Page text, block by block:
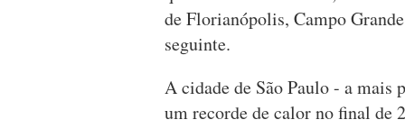
de Florianópolis, Campo
seguinte.
A cidade de São Paulo - a
um recorde de calor no final de